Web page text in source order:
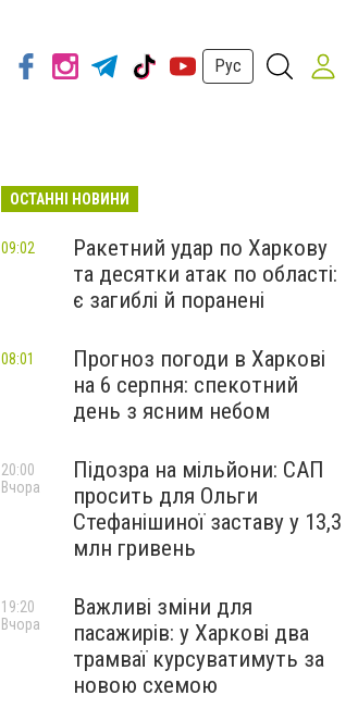
Рус
ОСТАННІ НОВИНИ
Ракетний удар по Харкову
та десятки атак по області:
є загиблі й поранені
09:02
Прогноз погоди в Харкові
на 6 серпня: спекотний
день з ясним небом
08:01
Підозра на мільйони: САП
просить для Ольги
Стефанішиної заставу у 13,3
млн гривень
20:00
Вчора
Важливі зміни для
пасажирів: у Харкові два
трамваї курсуватимуть за
новою схемою
19:20
Вчора